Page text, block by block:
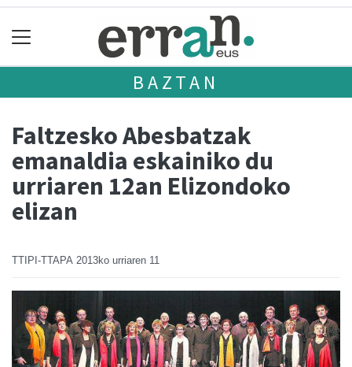
BAZTAN
Faltzesko Abesbatzak
emanaldia eskainiko du
urriaren 12an Elizondoko
elizan
TTIPI-TTAPA 2013ko urriaren 11